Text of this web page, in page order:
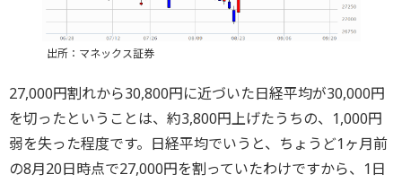
出所：マネックス証券
27,000円割れから30,800円に近づいた日経平均が30,000円
を切ったということは、約3,800円上げたうちの、1,000円
弱を失った程度です。日経平均でいうと、ちょうど1ヶ月前
の8月20日時点で27,000円を割っていたわけですから、1日